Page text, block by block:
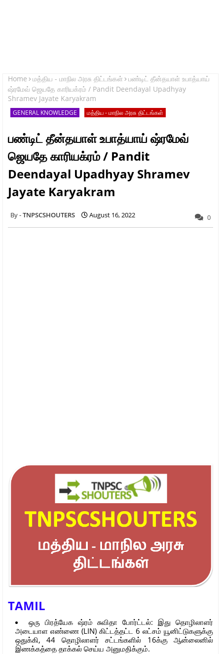
Home மத்திய - மாநில அரசு திட்டங்கள் பண்டிட் தீன்தயாள் உபாத்யாய்
ஷ்ரமேவ் ஜெயதே காரியக்ரம் / Pandit Deendayal Upadhyay
Shramev Jayate Karyakram
GENERAL KNOWLEDGE மத்திய - மாநில அரசு திட்டங்கள்
பண்டிட் தீன்தயாள் உபாத்யாய் ஷ்ரமேவ்
ஜெயதே காரியக்ரம் / Pandit
Deendayal Upadhyay Shramev
Jayate Karyakram
TNPSCSHOUTERS August 16, 2022 0
TAMIL
ஒரு பிரத்யேக ஷ்ரம் சுவிதா போர்ட்டல்: இது தொழிலாளர்
அடையாள எண்ணை (LIN) கிட்டத்தட்ட 6 லட்சம் யூனிட்டுகளுக்கு
ஒதுக்கி, 44 தொழிலாளர் சட்டங்களில் 16க்கு ஆன்லைனில்
இணக்கத்தை தாக்கல் செய்ய அனுமதிக்கும்.